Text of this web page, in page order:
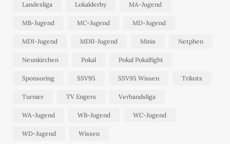
Landesliga Lokalderby MA-Jugend
MB-Jugend MC-Jugend MD-Jugend
MDI-Jugend MDII-Jugend Minis Netphen
Neunkirchen Pokal Pokal Pokalfight
Sponsoring SSV95 SSV95 Wissen Trikots
Turnier TV Engers Verbandsliga
WA-Jugend WB-Jugend WC-Jugend
WD-Jugend Wissen